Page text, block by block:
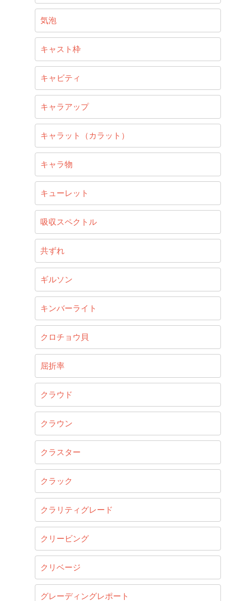
気泡
キャスト枠
キャビティ
キャラアップ
キャラット（カラット）
キャラ物
キューレット
吸収スペクトル
共ずれ
ギルソン
キンバーライト
クロチョウ貝
屈折率
クラウド
クラウン
クラスター
クラック
クラリティグレード
クリービング
クリベージ
グレーディングレポート